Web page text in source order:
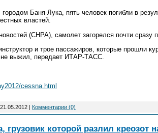
Баня-Лука, пять человек погибли в
властей.
(СНРА), самолет загорелся почти сразу
и трое пассажиров, которые прошли
выжил, передает ИТАР-ТАСС.
cessna.html
21.05.2012 | Комментарии (0)
грузовик которой разлил креозот